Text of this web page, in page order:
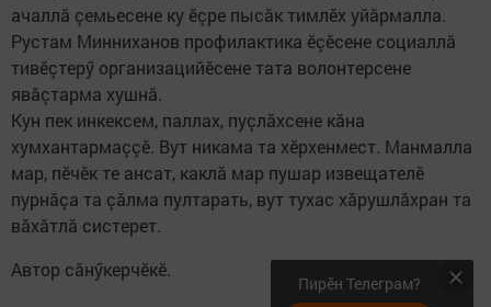
ачаллă çемьесене ку ӗçре пысăк тимлӗх уйăрмалла.
Рустам Минниханов профилактика ӗçӗсене социаллă
тивӗçтерӳ организацийӗсене тата волонтерсене
явăçтарма хушнă.
Кун пек инкексем, паллах, пуçлăхсене кăна
хумхантармаççӗ. Вут никама та хӗрхенмест. Манмалла
мар, пӗчӗк те ансат, каклă мар пушар извещателӗ
пурнăçа та çăлма пултарать, вут тухас хăрушлăхран та
вăхăтлă систерет.
Автор сăнӳкерчӗкӗ.
Пирӗн Телеграм?